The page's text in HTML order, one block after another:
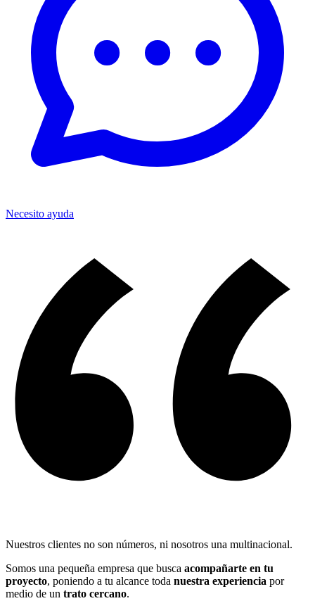
Necesito ayuda
Nuestros clientes no son números, ni nosotros una multinacional.
Somos una pequeña empresa que busca acompañarte en tu
proyecto, poniendo a tu alcance toda nuestra experiencia por
medio de un trato cercano.